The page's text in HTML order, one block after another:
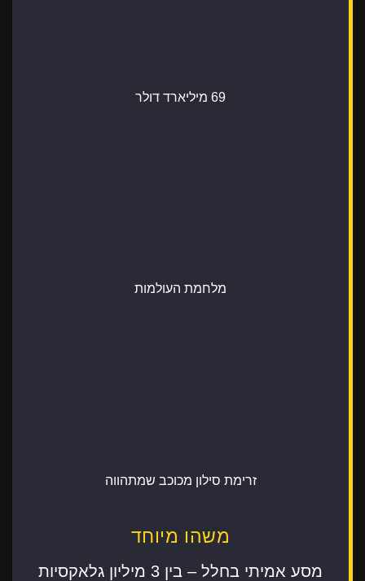
69 מיליארד דולר
מלחמת העולמות
זרימת סילון מכוכב שמתהווה
משהו מיוחד
מסע אמיתי בחלל – בין 3 מיליון גלאקסיות